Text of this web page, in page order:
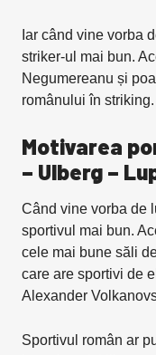
Iar când vine vorba
striker-ul mai bun.
Negumereanu și
românului în striking.
Motivarea
– Ulberg –
Când vine vorba de
sportivul mai bun.
cele mai bune săli
care are sportivi de
Alexander
Sportivul român ar